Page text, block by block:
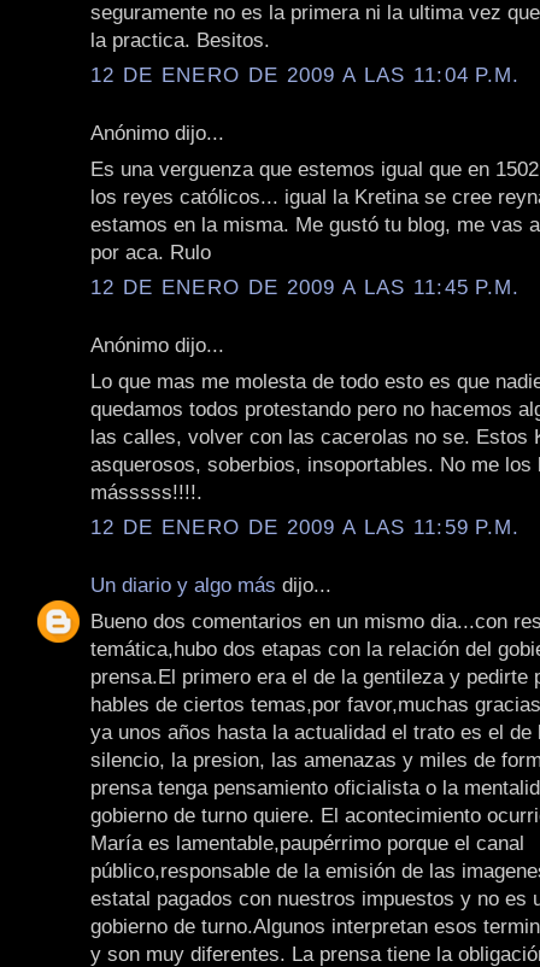
seguramente no es la primera ni la ultima vez
la practica. Besitos.
12 DE ENERO DE 2009 A LAS 11:04 P.M.
Anónimo dijo...
Es una verguenza que estemos igual que en
los reyes católicos... igual la Kretina se cree
estamos en la misma. Me gustó tu blog, me vas
por aca. Rulo
12 DE ENERO DE 2009 A LAS 11:45 P.M.
Anónimo dijo...
Lo que mas me molesta de todo esto es que
quedamos todos protestando pero no hacemos
las calles, volver con las cacerolas no se. Estos
asquerosos, soberbios, insoportables. No me los
másssss!!!!.
12 DE ENERO DE 2009 A LAS 11:59 P.M.
Un diario y algo más dijo...
Bueno dos comentarios en un mismo dia...con
temática,hubo dos etapas con la relación del
prensa.El primero era el de la gentileza y pedirte
hables de ciertos temas,por favor,muchas
ya unos años hasta la actualidad el trato es el de
silencio, la presion, las amenazas y miles de
prensa tenga pensamiento oficialista o la
gobierno de turno quiere. El acontecimiento
María es lamentable,paupérrimo porque el canal
público,responsable de la emisión de las
estatal pagados con nuestros impuestos y no es
gobierno de turno.Algunos interpretan esos
y son muy diferentes. La prensa tiene la